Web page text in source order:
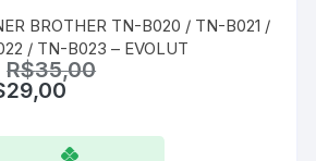
BROTHER TN-B020 / TN-B021 /
/ TN-B023 – EVOLUT
R$35,00
29,00